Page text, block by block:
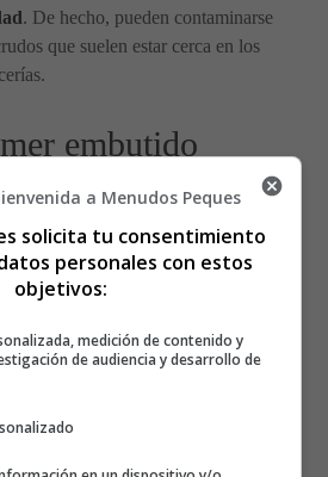
. De hecho, pueden contaminarse
que suelen estar cerca en los
embutido
el embarazo?
y hay alimentos que puedes
aunque decir adiós al
se indican los embutidos
embarazo.
a Menudos Peques
solicita tu consentimiento
personales con estos
objetivos:
medición de contenido y
de audiencia y desarrollo de